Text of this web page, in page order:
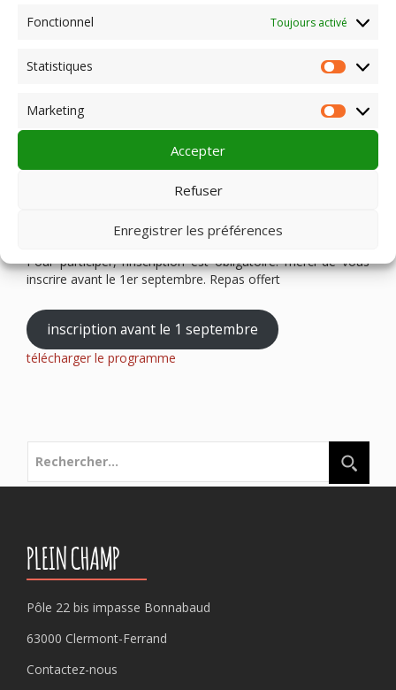
Fonctionnel Toujours activé
Statistiques
Marketing
Accepter
Refuser
Enregistrer les préférences
l’ADRC, l’Agence Nationale pour le Développement du
projets des collectivités et les professionnels du cinéma à
participer à une journée professionnelle le mardi 6
construction et de rénovation des salles de cinéma, face
aux nouveaux enjeux sociétaux, culturels et
mardi 6 septembre 2022 dès 9h30 jusqu’à 17h
2 bis Faubourg de la Bade, 63200 RIOM
Pour participer, l’inscription est obligatoire. merci de vous
inscrire avant le 1er septembre. Repas offert
inscription avant le 1 septembre
télécharger le programme
PLEIN CHAMP
Pôle 22 bis impasse Bonnabaud
63000 Clermont-Ferrand
Contactez-nous